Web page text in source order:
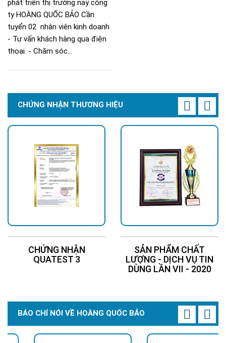
phát triển thị trường nay công
ty HOÀNG QUỐC BẢO Cần
tuyển 02 nhân viên kinh doanh
- Tư vấn khách hàng qua điện
thoại. - Chăm sóc...
CHỨNG NHẬN THƯƠNG HIỆU
CHỨNG NHẬN
QUATEST 3
SẢN PHẨM CHẤT
LƯỢNG - DỊCH VỤ TIN
DÙNG LẦN VII - 2020
BÁO CHÍ NÓI VỀ HOÀNG QUỐC BẢO